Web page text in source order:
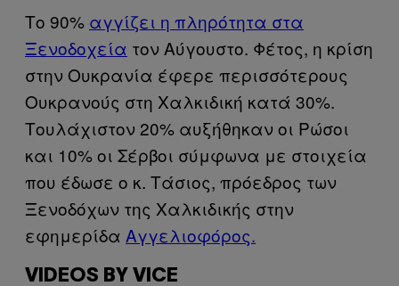
Το 90% αγγίζει η πληρότητα στα
Ξενοδοχεία τον Αύγουστο. Φέτος, η κρίση
στην Ουκρανία έφερε περισσότερους
Ουκρανούς στη Χαλκιδική κατά 30%.
Τουλάχιστον 20% αυξήθηκαν οι Ρώσοι
και 10% οι Σέρβοι σύμφωνα με στοιχεία
που έδωσε ο κ. Τάσιος, πρόεδρος των
Ξενοδόχων της Χαλκιδικής στην
εφημερίδα Αγγελιοφόρος.
VIDEOS BY VICE